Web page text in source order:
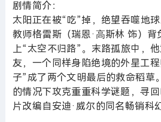
剧情简介：
太阳正在被“吃”掉，绝望吞噬地
教师格雷斯（瑞恩·⾼斯林 饰）
上“太空不归路”。末路孤旅中，
友，一个同样身陷绝境的外星工
子”成了两个文明最后的救命稻草
的情况下攻克重重科学谜题，寻
片改编自安迪·威尔的同名畅销科